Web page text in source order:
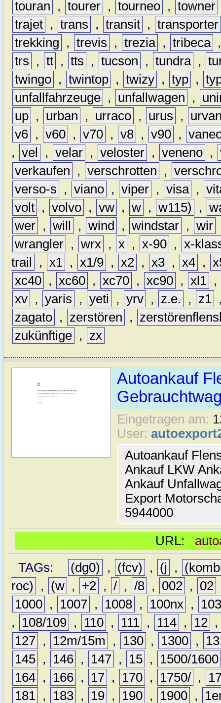
touran , tourer , tourneo , towner
trajet , trans , transit , transporter
trekking
, trevis , trezia , tribeca
trs
, tt , tts , tucson , tundra ,
twingo , twintop , twizy , typ ,
unfallfahrzeuge , unfallwagen ,
up , urban , urraco , urus ,
v6 , v60 , v70 , v8 , v90 ,
, vel , velar , veloster , veneno ,
verkaufen
, verschrotten ,
verso-s
, viano , viper , visa ,
volt , volvo , vw , w , w115) ,
wer , will , wind , windstar , wir
wrangler , wrx , x , x-90 , x-
trail
, x1 , x1/9 , x2 , x3 , x4 ,
xc40 , xc60 , xc70 , xc90 , xl1 ,
xv , yaris , yeti , yrv , z.e. , z1
zagato , zerstören ,
zukünftige , zx
Autoankauf
Eingetragen am:
User:
Autoankauf
Ankauf LKW
Ankauf
Export
5944000
URL:
TAGs:
(dg0) , (fcv) , (j ,
roc)
, (w , +2 , / , /8 , 002 , 02
1000 , 1007 , 1008 , 100nx ,
,
108/109 , 110 , 111 , 114 , 12
127 , 12m/15m , 130 , 1300 ,
145 , 146 , 147 , 15 ,
1500/1600
164 , 166 , 17 , 170 , 1750/ ,
181 , 183 , 19 , 190 , 1900 ,